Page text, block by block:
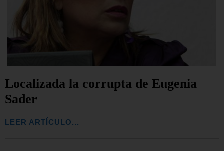
Localizada la corrupta de Eugenia
Sader
LEER ARTÍCULO...